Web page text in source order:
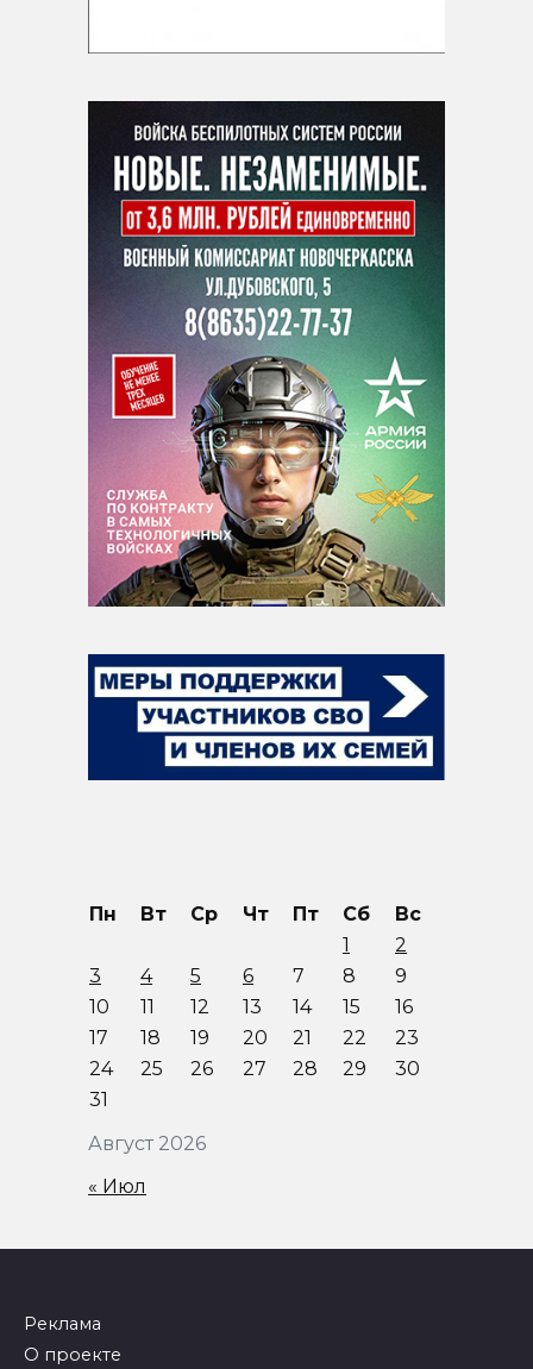
Август 2026
Пн Вт Ср Чт Пт Сб
Вс
1
2
3
4 5 6 7 8
9
10
11 12 13 14 15
16
17
18 19 20 21 22
23
24
25 26 27 28 29
30
31
« Июл
Реклама
О проекте